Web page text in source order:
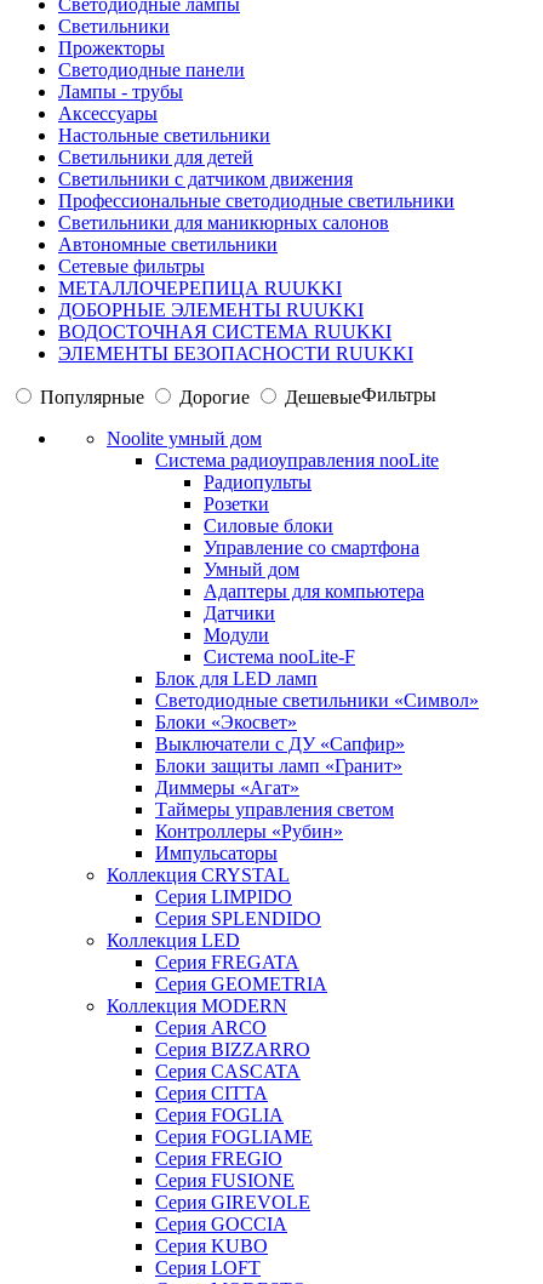
Светодиодные лампы
Светильники
Прожекторы
Светодиодные панели
Лампы - трубы
Аксессуары
Настольные светильники
Светильники для детей
Светильники с датчиком движения
Профессиональные светодиодные светильники
Светильники для маникюрных салонов
Автономные светильники
Сетевые фильтры
МЕТАЛЛОЧЕРЕПИЦА RUUKKI
ДОБОРНЫЕ ЭЛЕМЕНТЫ RUUKKI
ВОДОСТОЧНАЯ СИСТЕМА RUUKKI
ЭЛЕМЕНТЫ БЕЗОПАСНОСТИ RUUKKI
Популярные Дорогие ДешевыеФильтры
Noolite умный дом
Система радиоуправления nooLite
Радиопульты
Розетки
Силовые блоки
Управление со смартфона
Умный дом
Адаптеры для компьютера
Датчики
Модули
Система nooLite-F
Блок для LED ламп
Светодиодные светильники «Символ»
Блоки «Экосвет»
Выключатели с ДУ «Сапфир»
Блоки защиты ламп «Гранит»
Диммеры «Агат»
Таймеры управления светом
Контроллеры «Рубин»
Импульсаторы
Коллекция CRYSTAL
Серия LIMPIDO
Серия SPLENDIDO
Коллекция LED
Серия FREGATA
Серия GEOMETRIA
Коллекция MODERN
Серия ARCO
Серия BIZZARRO
Серия CASCATA
Серия CITTA
Серия FOGLIA
Серия FOGLIAME
Серия FREGIO
Серия FUSIONE
Серия GIREVOLE
Серия GOCCIA
Серия KUBO
Серия LOFT